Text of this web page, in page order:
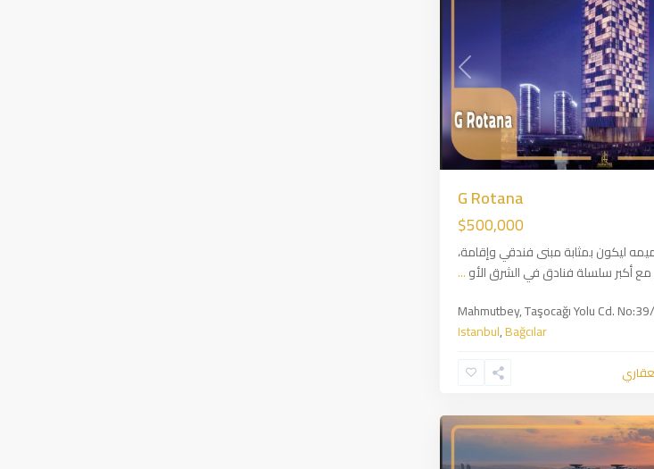
Previous
G Rotana
$500,000
ليكون بمثابة مبنى فندقي وإقامة،
مع أكبر سلسلة فنادق في الشرق الأو...
Mahmutbey, Taşocağı Yolu Cd.
Istanbul,Bağcılar